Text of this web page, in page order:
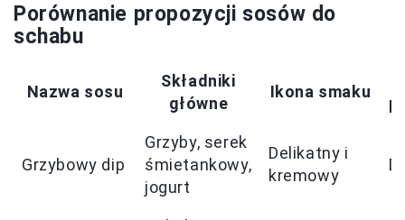
Porównanie propozycji sosów do
schabu
Nazwa sosu
Składniki
główne
Ikona smaku
Grzybowy dip
Grzyby, serek
śmietankowy,
jogurt
Delikatny i
kremowy